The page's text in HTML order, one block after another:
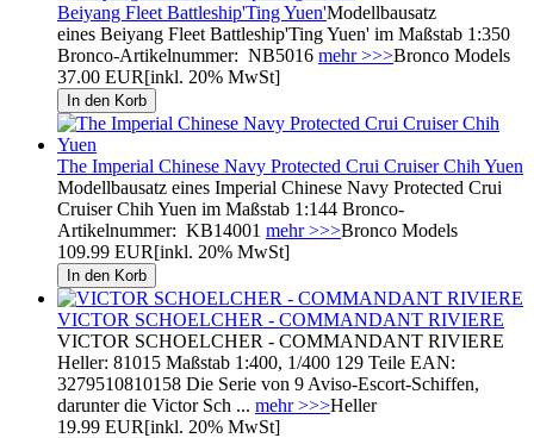
Beiyang Fleet Battleship'Ting Yuen'Modellbausatz
eines Beiyang Fleet Battleship'Ting Yuen' im Maßstab 1:350
Bronco-Artikelnummer: NB5016 mehr >>>Bronco Models
37.00 EUR[inkl. 20% MwSt]
The Imperial Chinese Navy Protected Crui Cruiser Chih Yuen
Modellbausatz eines Imperial Chinese Navy Protected Crui
Cruiser Chih Yuen im Maßstab 1:144 Bronco-
Artikelnummer: KB14001 mehr >>>Bronco Models
109.99 EUR[inkl. 20% MwSt]
VICTOR SCHOELCHER - COMMANDANT RIVIERE
VICTOR SCHOELCHER - COMMANDANT RIVIERE
Heller: 81015 Maßstab 1:400, 1/400 129 Teile EAN:
3279510810158 Die Serie von 9 Aviso-Escort-Schiffen,
darunter die Victor Sch ... mehr >>>Heller
19.99 EUR[inkl. 20% MwSt]